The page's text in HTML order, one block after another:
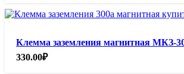
Клемма заземления магнитная МКЗ-
330.00₽